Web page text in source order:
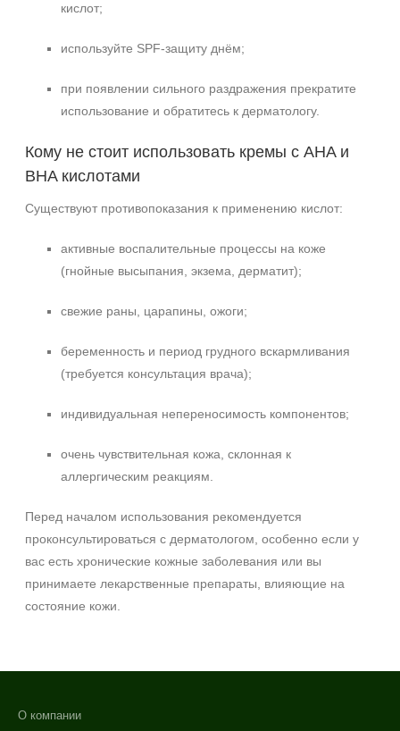
кислот;
используйте SPF-защиту днём;
при появлении сильного раздражения прекратите
использование и обратитесь к дерматологу.
Кому не стоит использовать кремы с AHA и
BHA кислотами
Существуют противопоказания к применению кислот:
активные воспалительные процессы на коже
(гнойные высыпания, экзема, дерматит);
свежие раны, царапины, ожоги;
беременность и период грудного вскармливания
(требуется консультация врача);
индивидуальная непереносимость компонентов;
очень чувствительная кожа, склонная к
аллергическим реакциям.
Перед началом использования рекомендуется
проконсультироваться с дерматологом, особенно если у
вас есть хронические кожные заболевания или вы
принимаете лекарственные препараты, влияющие на
состояние кожи.
О компании